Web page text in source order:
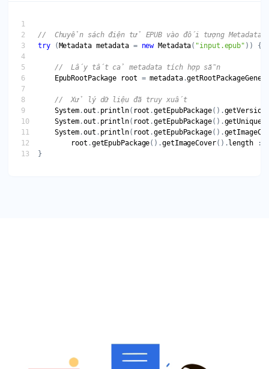
try ( Metadata metadata = new Metadata( "input.epub"
EpubRootPackage
root = metadata.
//  Xử lý dữ liệu đã truy xuất
System .out . println( root .getEpubPackage().getVersion
System .out . println( root .getEpubPackage().
System .out . println( root .getEpubPackage().
root .getEpubPackage().getImageCover(). length :